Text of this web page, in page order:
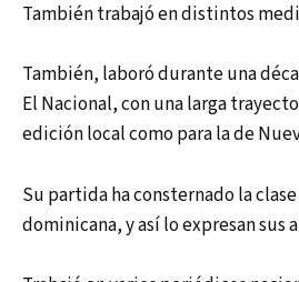
También trabajó en distintos
También, laboró durante una
El Nacional, con una larga
edición local como para la de
Su partida ha consternado la
dominicana, y así lo expresan sus